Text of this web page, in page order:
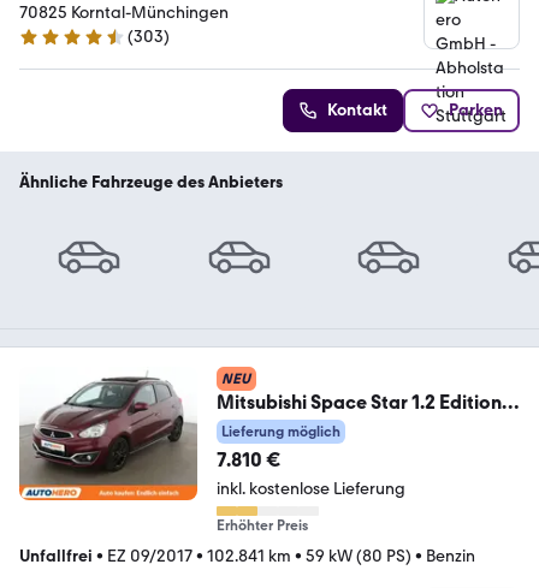
70825 Korntal-Münchingen
4.4 Sterne
(303)
Kontakt Parken
Ähnliche Fahrzeuge des Anbieters
NEU
Mitsubishi Space Star 1.2 Edition
100+*NAVI*KLIMA*ALU*
Lieferung möglich
7.810 €
inkl. kostenlose Lieferung
Erhöhter Preis
Unfallfrei • EZ 09/2017• 102.841 km • 59 kW (80 PS) • Benzin